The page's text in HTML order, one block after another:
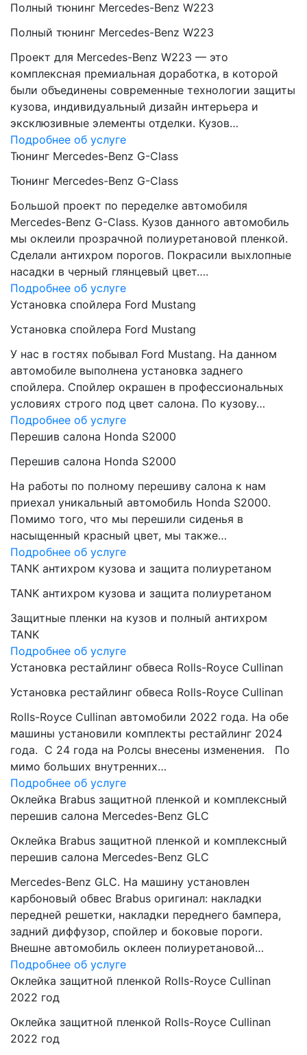
Полный тюнинг Mercedes-Benz W223
Полный тюнинг Mercedes-Benz W223
Проект для Mercedes-Benz W223 — это
комплексная премиальная доработка, в которой
были объединены современные технологии защиты
кузова, индивидуальный дизайн интерьера и
эксклюзивные элементы отделки. Кузов…
Подробнее об услуге
Тюнинг Mercedes-Benz G-Class
Тюнинг Mercedes-Benz G-Class
Большой проект по переделке автомобиля
Mercedes-Benz G-Class. Кузов данного автомобиль
мы оклеили прозрачной полиуретановой пленкой.
Сделали антихром порогов. Покрасили выхлопные
насадки в черный глянцевый цвет….
Подробнее об услуге
Установка спойлера Ford Mustang
Установка спойлера Ford Mustang
У нас в гостях побывал Ford Mustang. На данном
автомобиле выполнена установка заднего
спойлера. Спойлер окрашен в профессиональных
условиях строго под цвет салона. По кузову…
Подробнее об услуге
Перешив салона Honda S2000
Перешив салона Honda S2000
На работы по полному перешиву салона к нам
приехал уникальный автомобиль Honda S2000.
Помимо того, что мы перешили сиденья в
насыщенный красный цвет, мы также…
Подробнее об услуге
TANK антихром кузова и защита полиуретаном
TANK антихром кузова и защита полиуретаном
Защитные пленки на кузов и полный антихром
TANK
Подробнее об услуге
Установка рестайлинг обвеса Rolls-Royce Cullinan
Установка рестайлинг обвеса Rolls-Royce Cullinan
Rolls-Royce Cullinan автомобили 2022 года. На обе
машины установили комплекты рестайлинг 2024
года. C 24 года на Ролсы внесены изменения. По
мимо больших внутренних…
Подробнее об услуге
Оклейка Brabus защитной пленкой и комплексный
перешив салона Mercedes-Benz GLC
Оклейка Brabus защитной пленкой и комплексный
перешив салона Mercedes-Benz GLC
Mercedes-Benz GLC. На машину установлен
карбоновый обвес Brabus оригинал: накладки
передней решетки, накладки переднего бампера,
задний диффузор, спойлер и боковые пороги.
Внешне автомобиль оклеен полиуретановой…
Подробнее об услуге
Оклейка защитной пленкой Rolls-Royce Cullinan
2022 год
Оклейка защитной пленкой Rolls-Royce Cullinan
2022 год